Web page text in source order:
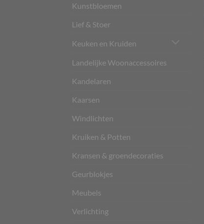
Kunstbloemen
Lief & Stoer
Keuken en Kruiden
Landelijke Woonaccessoires
Kandelaren
Kaarsen
Windlichten
Kruiken & Potten
Kransen & groendecoraties
Geurblokjes
Meubels
Verlichting